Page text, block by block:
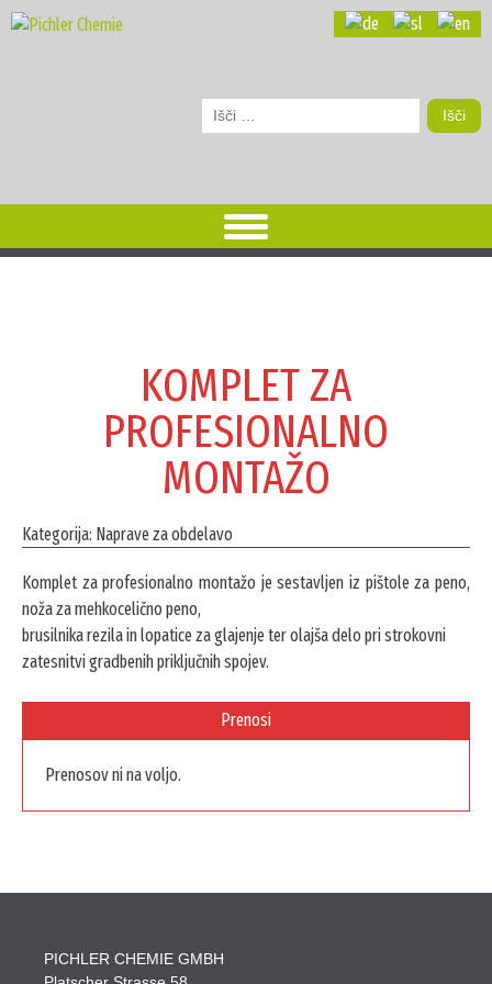
Išči:
KOMPLET ZA
PROFESIONALNO
MONTAŽO
Kategorija: Naprave za obdelavo
Komplet za profesionalno montažo je sestavljen iz pištole za peno,
noža za mehkocelično peno,
brusilnika rezila in lopatice za glajenje ter olajša delo pri strokovni
zatesnitvi gradbenih priključnih spojev.
Prenosi
Prenosov ni na voljo.
PICHLER CHEMIE GMBH